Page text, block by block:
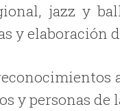
jazz y
y elaboración
y personas de